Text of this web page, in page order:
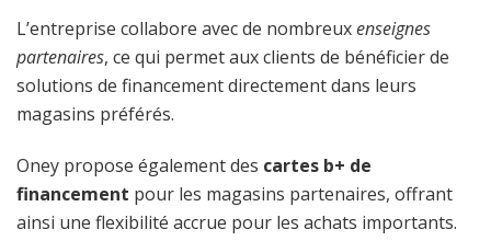
L’entreprise collabore avec de nombreuxenseignes
partenaires, ce qui permet aux clients de bénéficier de
solutions de financement directement dans leurs
magasins préférés.
Oney propose également des cartes b+ de
financement pour les magasins partenaires, offrant
ainsi une flexibilité accrue pour les achats importants.